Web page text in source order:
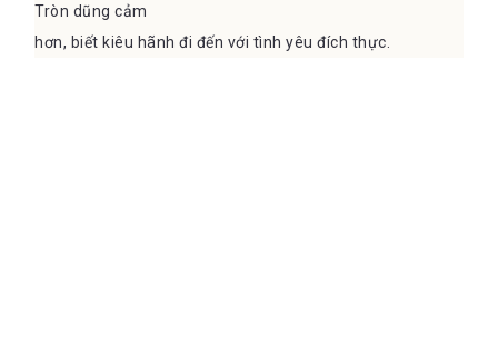
Tròn dũng cảm
hơn, biết kiêu hãnh đi đến với tình yêu đích thực.